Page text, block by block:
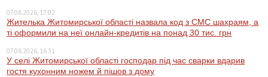
07.08.2026, 17:02
Жителька Житомирської області назвала код з СМС шахраям, а
ті оформили на неї онлайн-кредитів на понад 30 тис. грн
07.08.2026, 16:31
У селі Житомирської області господар під час сварки вдарив
гостя кухонним ножем й пішов з дому